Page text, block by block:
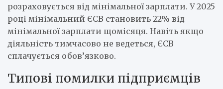
розраховується від мінімальної зарплати. У 2025
році мінімальний ЄСВ становить 22% від
мінімальної зарплати щомісяця. Навіть якщо
діяльність тимчасово не ведеться, ЄСВ
сплачується обов’язково.
Типові помилки підприємців